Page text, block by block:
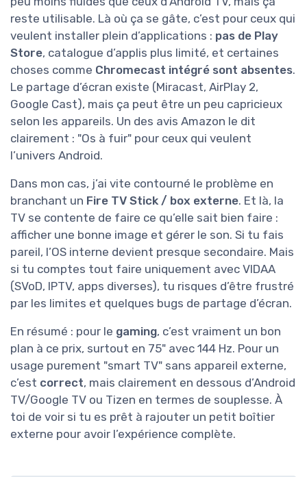
reste utilisable. Là où ça se gâte, c’est pour ceux qui
veulent installer plein d’applications : pas de Play
Store, catalogue d’applis plus limité, et certaines
choses comme Chromecast intégré sont absentes.
Le partage d’écran existe (Miracast, AirPlay 2,
Google Cast), mais ça peut être un peu capricieux
selon les appareils. Un des avis Amazon le dit
clairement : "Os à fuir" pour ceux qui veulent
l’univers Android.
Dans mon cas, j’ai vite contourné le problème en
branchant un Fire TV Stick / box externe. Et là, la
TV se contente de faire ce qu’elle sait bien faire :
afficher une bonne image et gérer le son. Si tu fais
pareil, l’OS interne devient presque secondaire. Mais
si tu comptes tout faire uniquement avec VIDAA
(SVoD, IPTV, apps diverses), tu risques d’être frustré
par les limites et quelques bugs de partage d’écran.
En résumé : pour le gaming, c’est vraiment un bon
plan à ce prix, surtout en 75" avec 144 Hz. Pour un
usage purement "smart TV" sans appareil externe,
c’est correct, mais clairement en dessous d’Android
TV/Google TV ou Tizen en termes de souplesse. À
toi de voir si tu es prêt à rajouter un petit boîtier
externe pour avoir l’expérience complète.